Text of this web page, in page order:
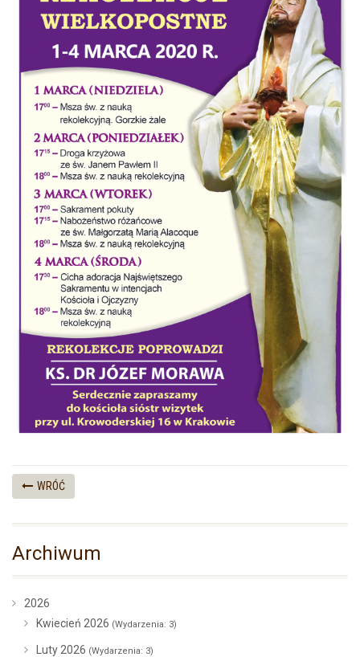
WRÓĆ
Archiwum
2026
Kwiecień 2026 (Wydarzenia: 3)
Luty 2026 (Wydarzenia: 3)